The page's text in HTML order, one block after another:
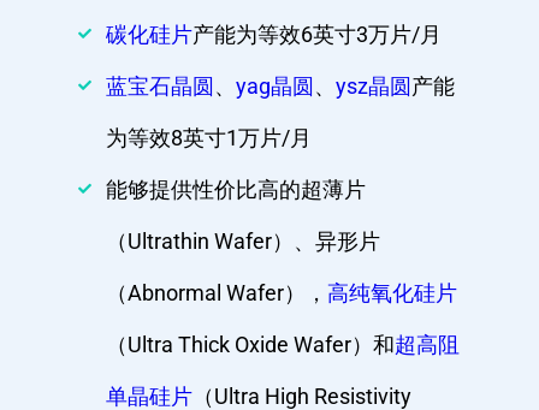
碳化硅片产能为等效6英寸3万片/月
蓝宝石晶圆 、 yag晶圆 、 ysz晶圆 产能
为等效8英寸1万片/月
能够提供性价比高的超薄片
（Ultrathin Wafer）、异形片
（Abnormal Wafer）， 高纯氧化硅片
（Ultra Thick Oxide Wafer）和超高阻
单晶硅片 （Ultra High Resistivity